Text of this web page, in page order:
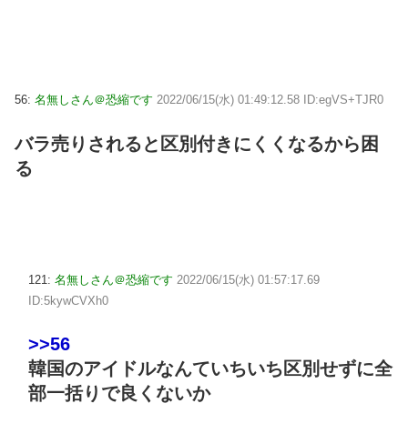
56: 名無しさん＠恐縮です 2022/06/15(水) 01:49:12.58 ID:egVS+TJR0
バラ売りされると区別付きにくくなるから困
る
121: 名無しさん＠恐縮です 2022/06/15(水) 01:57:17.69
ID:5kywCVXh0
>>56
韓国のアイドルなんていちいち区別せずに全
部一括りで良くないか